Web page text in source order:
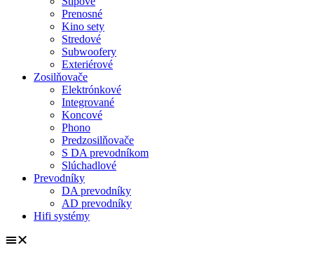
Prenosné
Kino sety
Stredové
Subwoofery
Exteriérové
Zosilňovače
Elektrónkové
Integrované
Koncové
Phono
Predzosilňovače
S DA prevodníkom
Slúchadlové
Prevodníky
DA prevodníky
AD prevodníky
Hifi systémy